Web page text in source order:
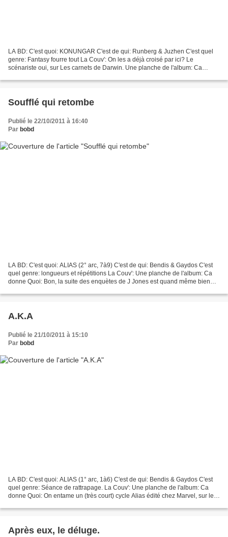
LA BD: C'est quoi: KONUNGAR C'est de qui: Runberg & Juzhen C'est quel
genre: Fantasy fourre tout La Couv': On les a déjà croisé par ici? Le
scénariste oui, sur Les carnets de Darwin. Une planche de l'album: Ca
Soufflé qui retombe
Publié le 22/10/2011 à 16:40
Par bobd
LA BD: C'est quoi: ALIAS (2° arc, 7à9) C'est de qui: Bendis & Gaydos C'est
quel genre: longueurs et répétitions La Couv': Une planche de l'album: Ca
donne Quoi: Bon, la suite des enquètes de J Jones est quand même bien
A.K.A
Publié le 21/10/2011 à 15:10
Par bobd
LA BD: C'est quoi: ALIAS (1° arc, 1à6) C'est de qui: Bendis & Gaydos C'est
quel genre: Séance de rattrapage. La Couv': Une planche de l'album: Ca
donne Quoi: On entame un (très court) cycle Alias édité chez Marvel, sur le
Après eux, le déluge.